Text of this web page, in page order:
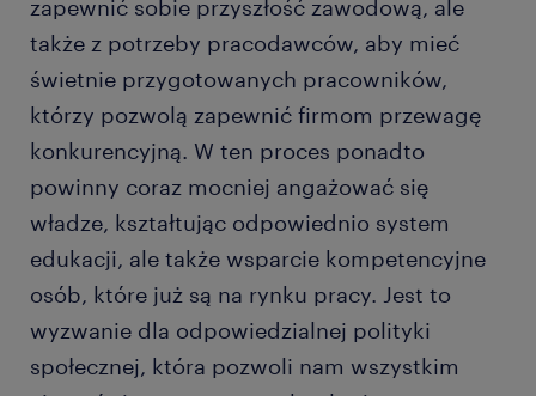
zapewnić sobie przyszłość zawodową, ale
także z potrzeby pracodawców, aby mieć
świetnie przygotowanych pracowników,
którzy pozwolą zapewnić firmom przewagę
konkurencyjną. W ten proces ponadto
powinny coraz mocniej angażować się
władze, kształtując odpowiednio system
edukacji, ale także wsparcie kompetencyjne
osób, które już są na rynku pracy. Jest to
wyzwanie dla odpowiedzialnej polityki
społecznej, która pozwoli nam wszystkim